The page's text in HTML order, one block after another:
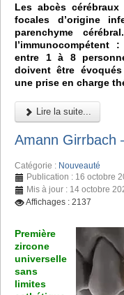
Les abcès
focales d’origine
parenchyme
entre 1 à 8
doivent être
une prise en charge
Lire la suite...
Amann Girrbach
Catégorie : Nouveauté
Publication : 16 octobre
Mis à jour : 14 octobre
Affichages : 2137
Première
zircone
universelle
sans
limites